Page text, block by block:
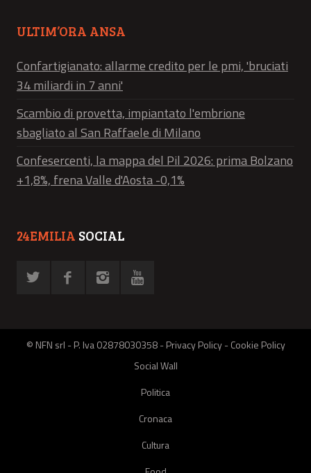
ULTIM’ORA ANSA
Confartigianato: allarme credito per le pmi, 'bruciati
34 miliardi in 7 anni'
Scambio di provetta, impiantato l'embrione
sbagliato al San Raffaele di Milano
Confesercenti, la mappa del Pil 2026: prima Bolzano
+1,8%, frena Valle d'Aosta -0,1%
24EMILIA SOCIAL
© NFN srl - P. Iva 02878030358 -Privacy Policy-Cookie Policy
Social Wall
Politica
Cronaca
Cultura